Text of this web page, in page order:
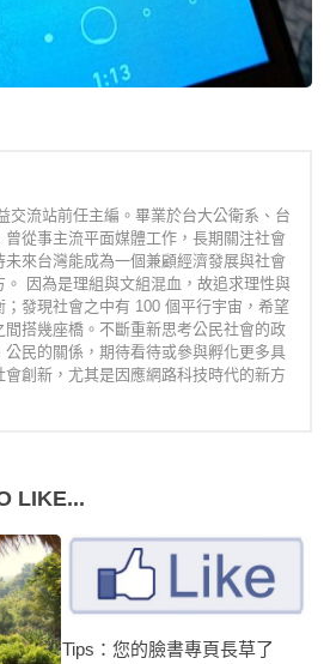
交流站前任主編。畢業於台大公衛系、台
曾從事主流平面媒體工作，長期關注社會
未來台灣能成為一個兼顧經濟發展與社會
。 因為是理組與文組混血，故追求理性與
；發現社會之中有 100 個平行宇宙，希望
間搭幾座橋。不斷重新思考公民社會的政
公民的關係，期待看待或參與孵化更多具
會創新，尤其是因應網路科技時代的新方
LIKE...
Tips：您的臉書專頁長草了